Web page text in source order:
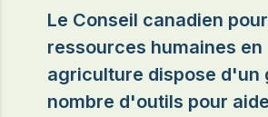
Le Conseil canadien
ressources humaines en
agriculture dispose d'un
nombre d'outils pour